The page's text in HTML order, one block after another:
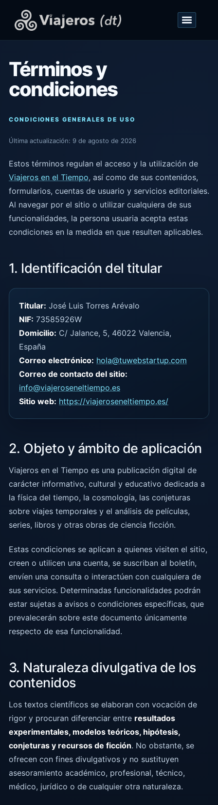
Términos y
condiciones
CONDICIONES GENERALES DE USO
Última actualización: 9 de agosto de 2026
Estos términos regulan el acceso y la utilización de
Viajeros en el Tiempo, así como de sus contenidos,
formularios, cuentas de usuario y servicios editoriales.
Al navegar por el sitio o utilizar cualquiera de sus
funcionalidades, la persona usuaria acepta estas
condiciones en la medida en que resulten aplicables.
1. Identificación del titular
Titular: José Luis Torres Arévalo
NIF: 73585926W
Domicilio: C/ Jalance, 5, 46022 Valencia,
España
Correo electrónico: hola@tuwebstartup.com
Correo de contacto del sitio:
info@viajeroseneltiempo.es
Sitio web: https://viajeroseneltiempo.es/
2. Objeto y ámbito de aplicación
Viajeros en el Tiempo es una publicación digital de
carácter informativo, cultural y educativo dedicada a
la física del tiempo, la cosmología, las conjeturas
sobre viajes temporales y el análisis de películas,
series, libros y otras obras de ciencia ficción.
Estas condiciones se aplican a quienes visiten el sitio,
creen o utilicen una cuenta, se suscriban al boletín,
envíen una consulta o interactúen con cualquiera de
sus servicios. Determinadas funcionalidades podrán
estar sujetas a avisos o condiciones específicas, que
prevalecerán sobre este documento únicamente
respecto de esa funcionalidad.
3. Naturaleza divulgativa de los
contenidos
Los textos científicos se elaboran con vocación de
rigor y procuran diferenciar entre resultados
experimentales, modelos teóricos, hipótesis,
conjeturas y recursos de ficción. No obstante, se
ofrecen con fines divulgativos y no sustituyen
asesoramiento académico, profesional, técnico,
médico, jurídico o de cualquier otra naturaleza.